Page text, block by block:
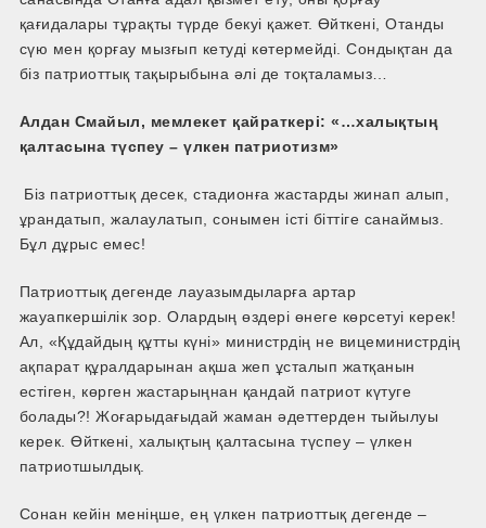
қағидалары тұрақты түрде бекуі қажет. Өйткені, Отанды
сүю мен қорғау мызғып кетуді көтермейді. Сондықтан да
біз патриоттық тақырыбына әлі де тоқталамыз…
Алдан Смайыл, мемлекет қайраткері: «…халықтың
қалтасына түспеу – үлкен патриотизм»
Біз патриоттық десек, стадионға жастарды жинап алып,
ұрандатып, жалаулатып, сонымен істі біттіге санаймыз.
Бұл дұрыс емес!
Патриоттық дегенде лауазымдыларға артар
жауапкершілік зор. Олардың өздері өнеге көрсетуі керек!
Ал, «Құдайдың құтты күні» министрдің не вице­министрдің
ақпарат құралдарынан ақша жеп ұсталып жатқанын
естіген, көрген жастарыңнан қандай патриот күтуге
болады?! Жоғарыдағыдай жаман әдеттерден тыйылуы
керек. Өйткені, халықтың қалтасына түспеу – үлкен
патриотшылдық.
Сонан кейін меніңше, ең үлкен патриоттық дегенде –